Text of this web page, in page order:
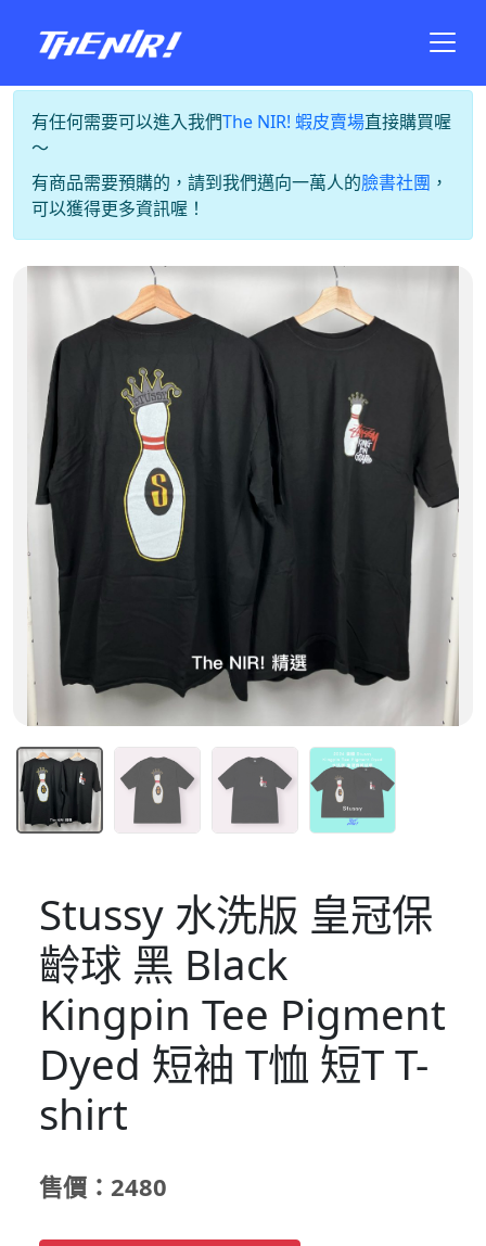
有任何需要可以進入我們The NIR! 蝦皮賣場直接購買喔
～
有商品需要預購的，請到我們邁向一萬人的臉書社團 ，
可以獲得更多資訊喔！
Stussy 水洗版 皇冠保
齡球 黑 Black
Kingpin Tee Pigment
Dyed 短袖 T恤 短T T-
shirt
售價：2480